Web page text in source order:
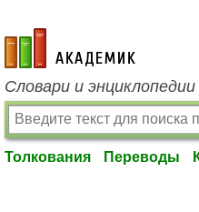
academic.ru
Словари и
Толкования Переводы